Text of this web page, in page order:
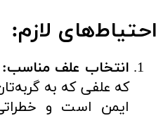
احتیاط‌های لازم:
انتخاب علف مناسب:
که علفی که به
ایمن است و